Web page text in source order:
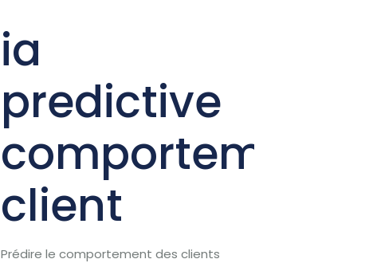
ia
predictive
comportement
client
Prédire le comportement des clients